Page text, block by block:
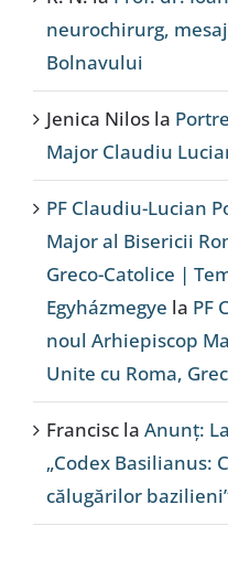
neurochirurg,
Bolnavului
Jenica Nilos la
Major Claudiu
PF Claudiu-Lucian
Major al Bisericii
Greco-Catolice |
Egyházmegye la PF
noul Arhiepiscop
Unite cu Roma,
Francisc la Anunț:
„Codex Basilianus:
călugărilor